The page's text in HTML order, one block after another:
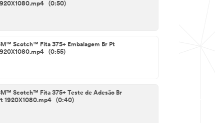
(0:50)
Scotch™ Fita 375+ Embalagem Br Pt
(0:55)
Scotch™ Fita 375+ Teste de Adesão Br
1920X1080.mp4 (0:40)